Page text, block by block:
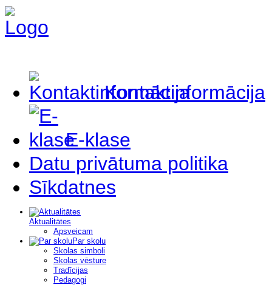
Kontaktinformācija
E-klase
Datu privātuma politika
Sīkdatnes
Aktualitātes
Apsveicam
Par skolu
Skolas simboli
Skolas vēsture
Tradīcijas
Pedagogi